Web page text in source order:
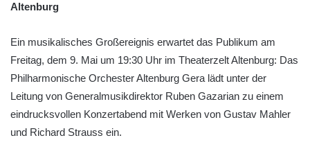
Altenburg
Ein musikalisches Großereignis erwartet das Publikum am
Freitag, dem 9. Mai um 19:30 Uhr im Theaterzelt Altenburg: Das
Philharmonische Orchester Altenburg Gera lädt unter der
Leitung von Generalmusikdirektor Ruben Gazarian zu einem
eindrucksvollen Konzertabend mit Werken von Gustav Mahler
und Richard Strauss ein.